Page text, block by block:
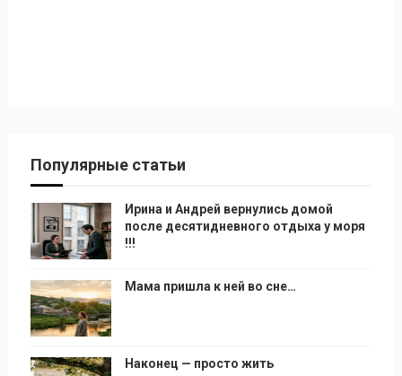
Популярные статьи
Ирина и Андрей вернулись домой
после десятидневного отдыха у моря
!!!
Мама пришла к ней во сне…
Наконец — просто жить